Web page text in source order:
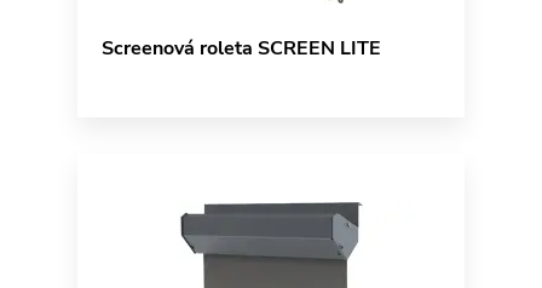
Screenová roleta SCREEN LITE